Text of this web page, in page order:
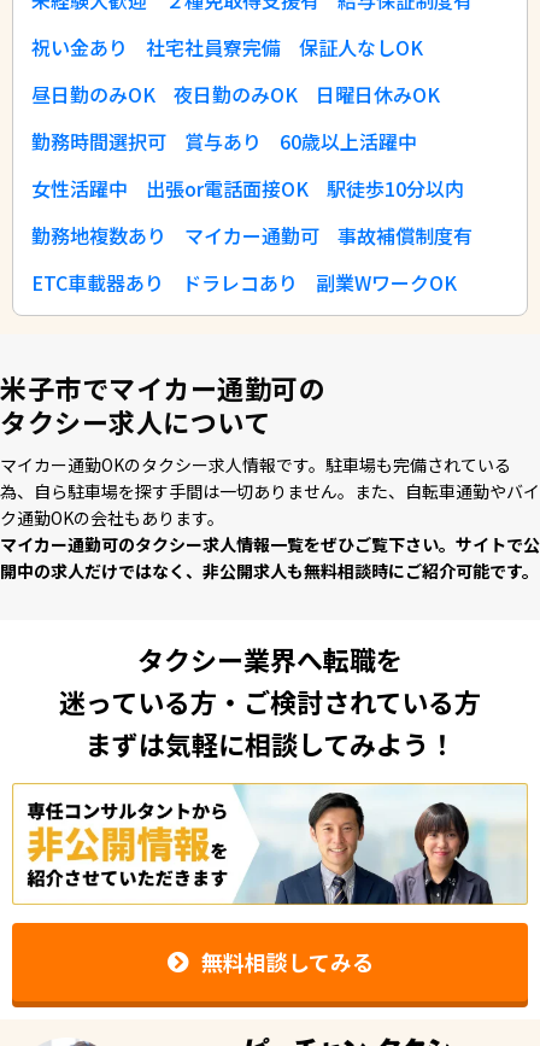
祝い金あり
社宅社員寮完備
保証人なしOK
昼日勤のみOK
夜日勤のみOK
日曜日休みOK
勤務時間選択可
賞与あり
60歳以上活躍中
女性活躍中
出張or電話面接OK
駅徒歩10分以内
勤務地複数あり
マイカー通勤可
事故補償制度有
ETC車載器あり
ドラレコあり 副業WワークOK
米子市でマイカー通勤可の
タクシー求人について
マイカー通勤OKのタクシー求⼈情報です。駐⾞場も完備されている
為、⾃ら駐⾞場を探す⼿間は⼀切ありません。また、⾃転⾞通勤やバイ
ク通勤OKの会社もあります。
マイカー通勤可のタクシー求⼈情報⼀覧をぜひご覧下さい。サイトで公
開中の求⼈だけではなく、⾮公開求⼈も無料相談時にご紹介可能です。
タクシー業界へ転職を
迷っている方・ご検討されている方
まずは気軽に相談してみよう！
無料相談してみる